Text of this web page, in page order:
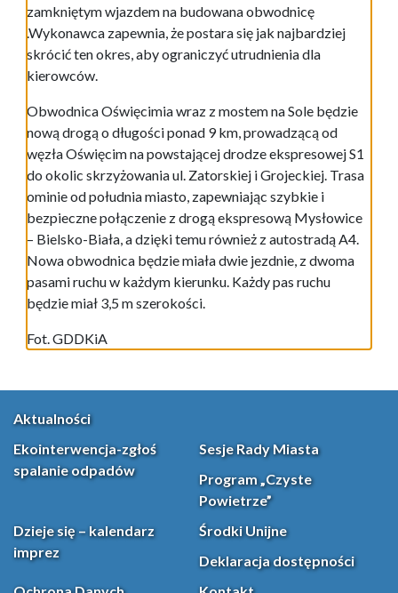
zamkniętym wjazdem na budowana obwodnicę
.Wykonawca zapewnia, że postara się jak najbardziej
skrócić ten okres, aby ograniczyć utrudnienia dla
kierowców.
Obwodnica Oświęcimia wraz z mostem na Sole będzie
nową drogą o długości ponad 9 km, prowadzącą od
węzła Oświęcim na powstającej drodze ekspresowej S1
do okolic skrzyżowania ul. Zatorskiej i Grojeckiej. Trasa
ominie od południa miasto, zapewniając szybkie i
bezpieczne połączenie z drogą ekspresową Mysłowice
– Bielsko-Biała, a dzięki temu również z autostradą A4.
Nowa obwodnica będzie miała dwie jezdnie, z dwoma
pasami ruchu w każdym kierunku. Każdy pas ruchu
będzie miał 3,5 m szerokości.
Fot. GDDKiA
Aktualności
Ekointerwencja-zgłoś
spalanie odpadów
Sesje Rady Miasta
Program „Czyste
Powietrze”
Dzieje się – kalendarz
imprez
Środki Unijne
Deklaracja dostępności